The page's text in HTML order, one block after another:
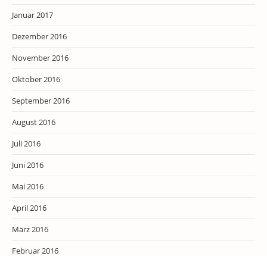
Januar 2017
Dezember 2016
November 2016
Oktober 2016
September 2016
August 2016
Juli 2016
Juni 2016
Mai 2016
April 2016
März 2016
Februar 2016